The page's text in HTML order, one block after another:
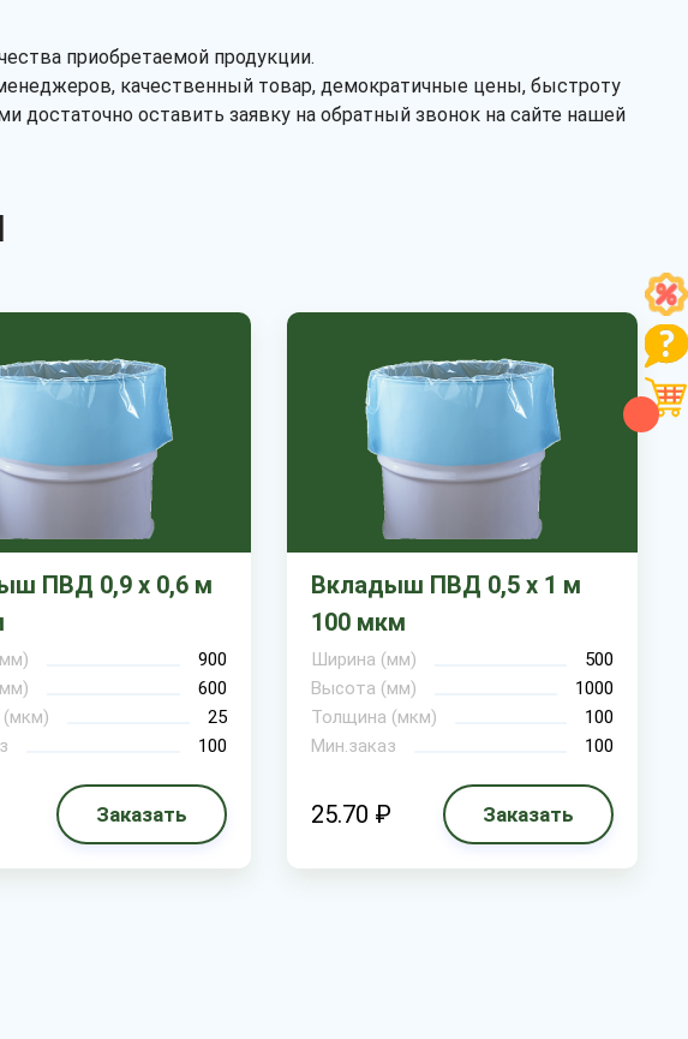
приобретаемой продукции.
качественный товар, демократичные цены, быстроту
оставить заявку на обратный звонок на сайте нашей
ПВД 0,9 х 0,6 м
900
600
25
100
Заказать
Вкладыш ПВД 0,5 х 1 м
100 мкм
Ширина (мм)
500
Высота (мм)
1000
Толщина (мкм)
100
Мин.заказ
100
25.70 ₽ Заказать